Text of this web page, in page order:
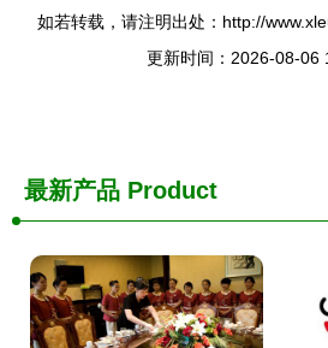
如若转载，请注明出处：http://
更新时间：2026-08-06
最新产品 Product